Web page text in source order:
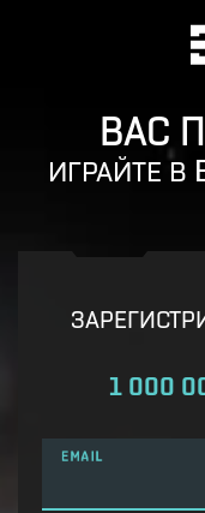
ВАС
ИГРАЙТЕ В
1 000
EMAIL